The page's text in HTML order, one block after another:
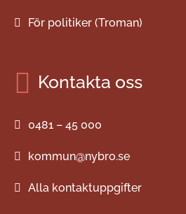
För politiker (Troman)
Kontakta oss
0481 – 45 000
kommun@nybro.se
Alla kontaktuppgifter